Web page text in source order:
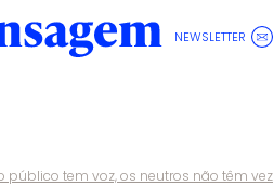
NEWSLETTER
público tem voz, os neutros não têm vez